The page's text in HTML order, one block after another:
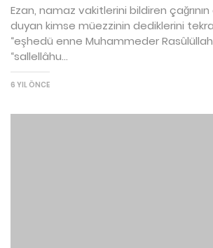
Ezan, namaz vakitlerini bildiren çağrının
duyan kimse müezzinin dediklerini
“eşhedü enne Muhammeder
“sallellâhu...
6 YIL ÖNCE